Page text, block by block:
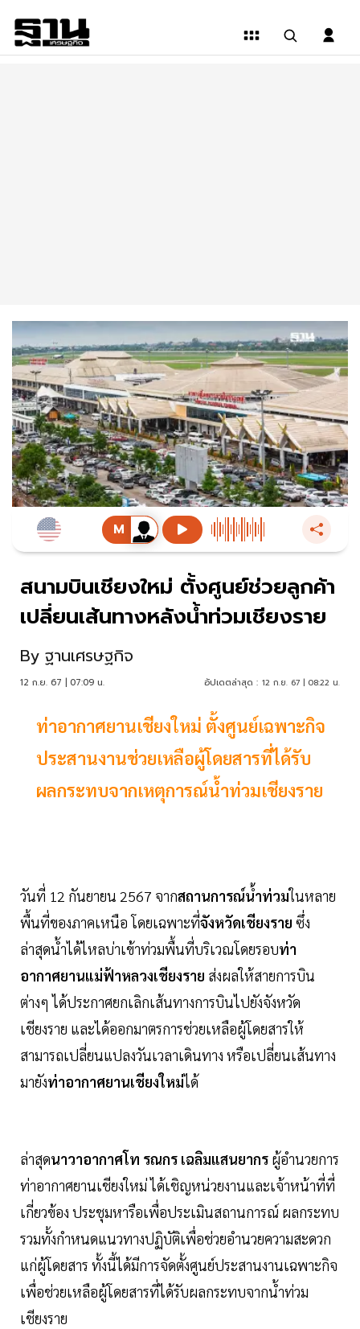
สนามบินเชียงใหม่ ตั้งศูนย์ช่วยลูกค้า
เปลี่ยนเส้นทางหลังน้ำท่วมเชียงราย
By ฐานเศรษฐกิจ
12 ก.ย. 67 | 07:09 น. อัปเดตล่าสุด : 12 ก.ย. 67 | 08:22 น.
ท่าอากาศยานเชียงใหม่ ตั้งศูนย์เฉพาะกิจ
ประสานงานช่วยเหลือผู้โดยสารที่ได้รับ
ผลกระทบจากเหตุการณ์น้ำท่วมเชียงราย
วันที่ 12 กันยายน 2567 จากสถานการณ์น้ำท่วมในหลาย
พื้นที่ของภาคเหนือ โดยเฉพาะที่จังหวัดเชียงราย ซึ่ง
ล่าสุดน้ำได้ไหลบ่าเข้าท่วมพื้นที่บริเวณโดยรอบท่า
อากาศยานแม่ฟ้าหลวงเชียงราย ส่งผลให้สายการบิน
ต่างๆ ได้ประกาศยกเลิกเส้นทางการบินไปยังจังหวัด
เชียงราย และได้ออกมาตรการช่วยเหลือผู้โดยสารให้
สามารถเปลี่ยนแปลงวันเวลาเดินทาง หรือเปลี่ยนเส้นทาง
มายังท่าอากาศยานเชียงใหม่ได้
ล่าสุดนาวาอากาศโท รณกร เฉลิมแสนยากร ผู้อำนวยการ
ท่าอากาศยานเชียงใหม่ ได้เชิญหน่วยงานและเจ้าหน้าที่ที่
เกี่ยวข้อง ประชุมหารือเพื่อประเมินสถานการณ์ ผลกระทบ
รวมทั้งกำหนดแนวทางปฏิบัติเพื่อช่วยอำนวยความสะดวก
แก่ผู้โดยสาร ทั้งนี้ได้มีการจัดตั้งศูนย์ประสานงานเฉพาะกิจ
เพื่อช่วยเหลือผู้โดยสารที่ได้รับผลกระทบจากน้ำท่วม
เชียงราย